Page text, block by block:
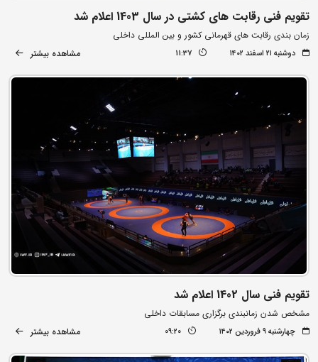
تقویم فنی رقابت های کشتی در سال 1403 اعلام شد
زمان بندی رقابت های قهرمانی کشور و بین المللی داخلی
دوشنبه ۲۱ اسفند ۱۴۰۲ 11:37 مشاهده بیشتر
تقویم فنی سال 1402 اعلام شد
مشخص شدن زمانبندی برگزاری مسابقات داخلی
چهارشنبه ۹ فروردین ۱۴۰۲ 09:20 مشاهده بیشتر